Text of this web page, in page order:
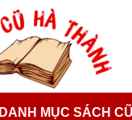
DANH MỤC SÁCH CŨ